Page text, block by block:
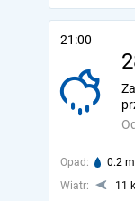
21:00
Opad: 0.2
Wiatr:
11